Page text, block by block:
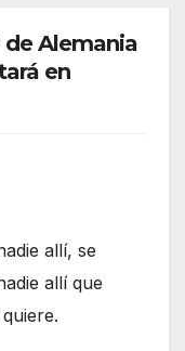
de Alemania
en
allí, se
allí que